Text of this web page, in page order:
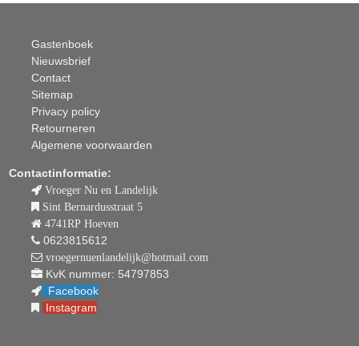
Gastenboek
Nieuwsbrief
Contact
Sitemap
Privacy policy
Retourneren
Algemene voorwaarden
Contactinformatie:
Vroeger Nu en Landelijk
Sint Bernardusstraat 5
4741RP Hoeven
0623815612
vroegernuenlandelijk@hotmail.com
KvK nummer: 54797853
Facebook
Instagram